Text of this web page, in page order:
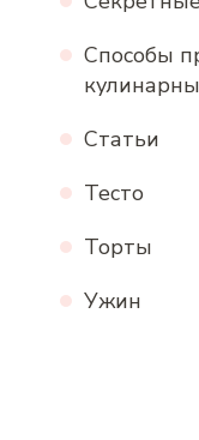
Способы
Статьи
Тесто
Торты
Ужин